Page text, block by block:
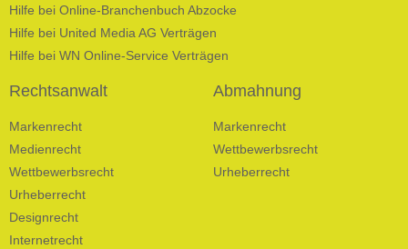
Hilfe bei Online-Branchenbuch Abzocke
Hilfe bei United Media AG Verträgen
Hilfe bei WN Online-Service Verträgen
Rechtsanwalt
Markenrecht
Medienrecht
Wettbewerbsrecht
Urheberrecht
Designrecht
Internetrecht
Abmahnung
Markenrecht
Wettbewerbsrecht
Urheberrecht